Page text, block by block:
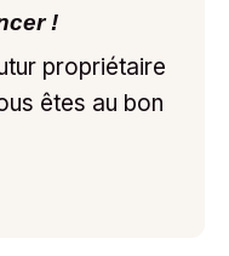
!
propriétaire
êtes au bon